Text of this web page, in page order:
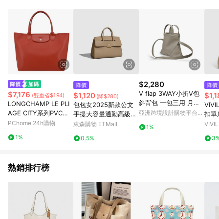
依LINE購物網站訂單成立通知為準。​​ (5)LINE購物設有「單一商
品最高回饋點數」機制 (部分時段開放「回饋無上限」)，以同一
訂單中同一商品不論件數計算，請依訂單成立當下LINE購物的回
饋機制為準。
$7,176 (雙重省$194)
LONGCHAMP LE PLI
AGE CITY系列PVC帆
布托特包(赤褐)
PChome 24h購物
1%
降價
$1,120 (降$280)
包包女2025新款公文
手提大容量通勤高級感
休閑時尚潮流百搭托特
東森購物 ETMall
0.5%
$2,280
V flap 3WAY小折V包
斜背包 一包三用 月岩
棕色
亞洲跨境設計購物平台
1%
降價
扣單
熱銷排行榜